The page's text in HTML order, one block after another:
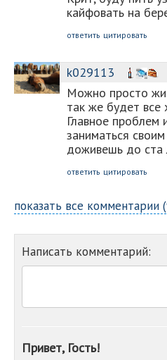
кайфовать на
ответить цитировать
k029113
Можно просто
так же будет
Главное проблем
заниматься
доживешь до ста
ответить цитировать
показать все комментарии
Написать комментарий:
Привет, Гость!